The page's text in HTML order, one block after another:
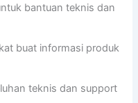
bantuan teknis dan
buat informasi produk
teknis dan support